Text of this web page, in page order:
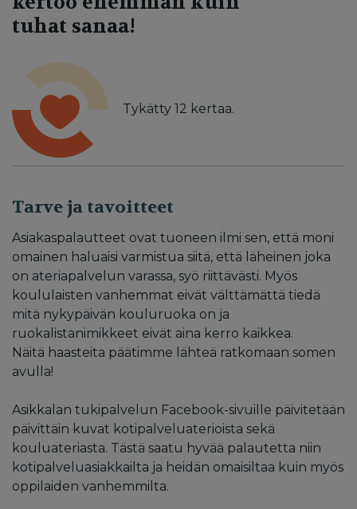
tuhat sanaa!
Tykätty 12 kertaa.
Tarve ja tavoitteet
Asiakaspalautteet ovat tuoneen ilmi sen, että moni
omainen haluaisi varmistua siitä, että läheinen joka
on ateriapalvelun varassa, syö riittävästi. Myös
koululaisten vanhemmat eivät välttämättä tiedä
mitä nykypäivän kouluruoka on ja
ruokalistanimikkeet eivät aina kerro kaikkea.
Näitä haasteita päätimme lähteä ratkomaan somen
avulla!
Asikkalan tukipalvelun Facebook-sivuille päivitetään
päivittäin kuvat kotipalveluaterioista sekä
kouluateriasta. Tästä saatu hyvää palautetta niin
kotipalveluasiakkailta ja heidän omaisiltaa kuin myös
oppilaiden vanhemmilta.